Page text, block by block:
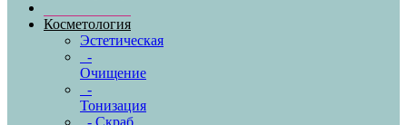
Косметология
Эстетическая
-
Очищение
-
Тонизация
- Скраб